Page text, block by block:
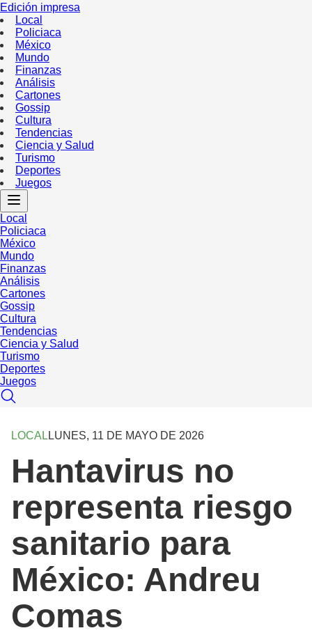
Edición impresa
Local
Policiaca
México
Mundo
Finanzas
Análisis
Cartones
Gossip
Cultura
Tendencias
Ciencia y Salud
Turismo
Deportes
Juegos
Local
Policiaca
México
Mundo
Finanzas
Análisis
Cartones
Gossip
Cultura
Tendencias
Ciencia y Salud
Turismo
Deportes
Juegos
LOCAL LUNES, 11 DE MAYO DE 2026
Hantavirus no
representa riesgo
sanitario para
México: Andreu
Comas